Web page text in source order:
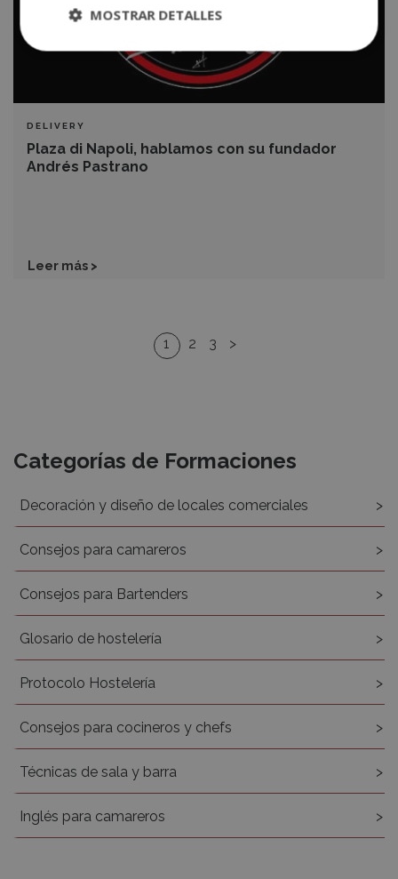
cuenta?,
DELIVERY
Plaza di Napoli, hablamos con su fundador
Andrés Pastrano
Pastrano
Leer más >
1 2 3 >
Recursos
Categorías de Formaciones
Decoración y diseño de locales comerciales
Consejos para camareros
Consejos para Bartenders
Glosario de hostelería
Protocolo Hostelería
Consejos para cocineros y chefs
Técnicas de sala y barra
Inglés para camareros
MOSTRAR DETALLES